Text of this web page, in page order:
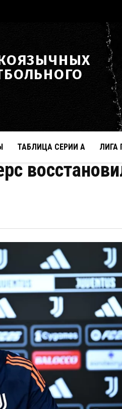
ТАБЛИЦА СЕРИИ А ЛИГА